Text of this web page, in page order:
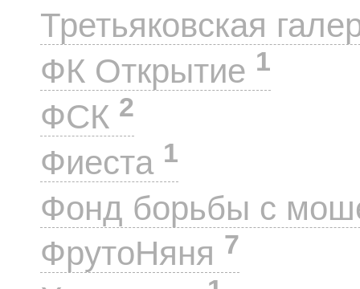
Третьяковская
ФК Открытие 1
ФСК 2
Фиеста 1
Фонд борьбы с
ФрутоНяня 7